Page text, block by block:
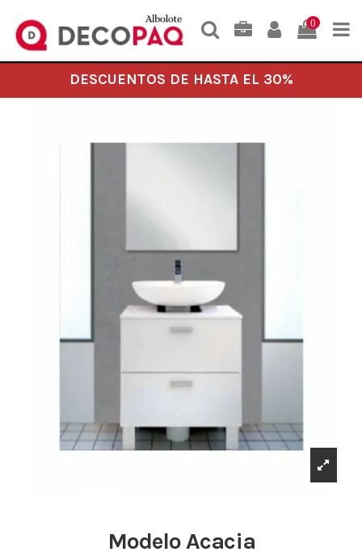
0
DESCUENTOS DE HASTA EL 30%
Modelo Acacia